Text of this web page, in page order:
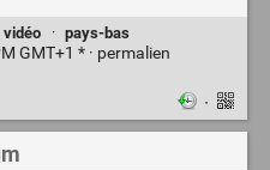
vidéo · pays-bas
GMT+1 * · permalien
·